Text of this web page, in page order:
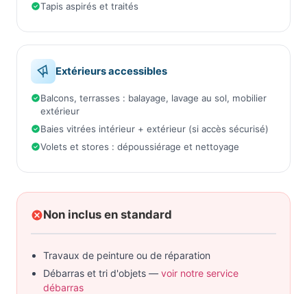
Tapis aspirés et traités
Extérieurs accessibles
Balcons, terrasses : balayage, lavage au sol, mobilier
extérieur
Baies vitrées intérieur + extérieur (si accès sécurisé)
Volets et stores : dépoussiérage et nettoyage
Non inclus en standard
Travaux de peinture ou de réparation
Débarras et tri d'objets — voir notre service
débarras